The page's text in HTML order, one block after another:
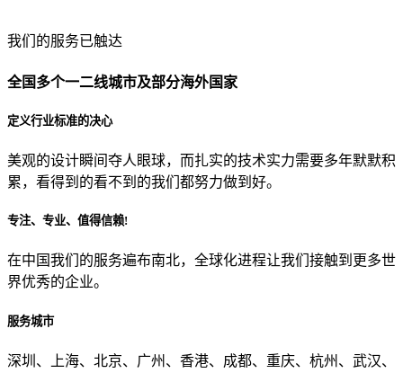
贵公司预算范围是？
贵公司的团队规模是？
目前主要的营销渠道是？
我们的服务已触达
全国多个一二线城市及部分海外国家
定义行业标准的决心
美观的设计瞬间夺人眼球，而扎实的技术实力需要多年默默积
累，看得到的看不到的我们都努力做到好。
专注、专业、值得信赖!
在中国我们的服务遍布南北，全球化进程让我们接触到更多世
界优秀的企业。
服务城市
深圳、上海、北京、广州、香港、成都、重庆、杭州、武汉、